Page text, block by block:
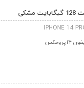
IPHONE 14
14 پرومکس